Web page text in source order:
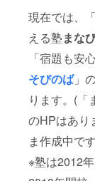
現在では、
える塾まな
「宿題も安
そびのば」
ります。(「
のHPはあり
ま作成中で
※塾は2012